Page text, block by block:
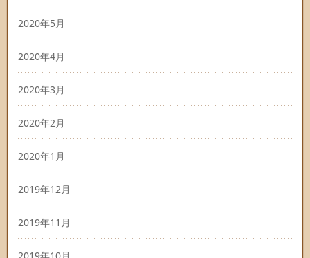
2020年5月
2020年4月
2020年3月
2020年2月
2020年1月
2019年12月
2019年11月